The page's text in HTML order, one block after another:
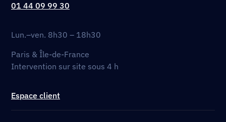
01 44 09 99 30
Lun.–ven. 8h30 – 18h30
Paris & Île-de-France
Intervention sur site sous 4 h
Espace client